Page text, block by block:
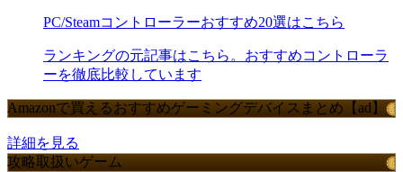
PC/Steamコントローラーおすすめ20選はこちら
ランキングの元記事はこちら。おすすめコントローラ
ーを徹底比較しています
Amazonで買えるおすすめゲーミングデバイスまとめ【ad】
詳細を見る
攻略取扱いゲーム